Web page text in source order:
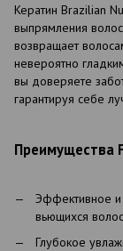
Кератин Brazilian
выпрямления
возвращает
невероятно
вы доверяете
гарантируя себе
Преимущества
Эффективное
вьющихся волос
Глубокое